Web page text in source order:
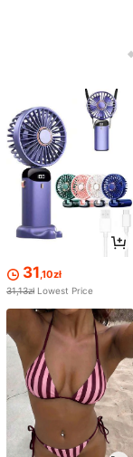
31 ,10zł
31,13zł Lowest Price